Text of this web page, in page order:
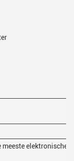
elektronische